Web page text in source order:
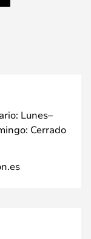
Lunes–
Cerrado